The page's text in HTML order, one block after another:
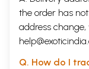
the order has
address
Q. How do I